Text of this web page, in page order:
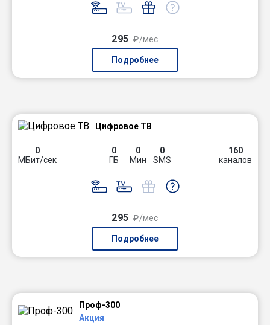
295 ₽/мес
Подробнее
Цифровое ТВ
0
МБит/сек
0
ГБ
0
Мин
0
SMS
160
каналов
295 ₽/мес
Подробнее
Проф-300
Акция